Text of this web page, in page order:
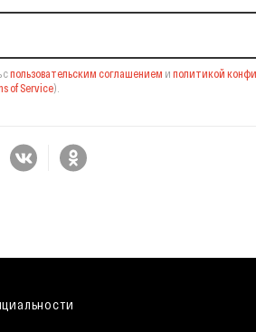
спользовательским соглашением и политикой
of Service).